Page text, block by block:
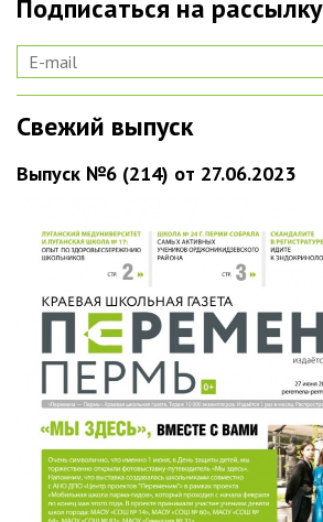
Подписаться на рассылку
Свежий выпуск
Выпуск №6 (214) от 27.06.2023